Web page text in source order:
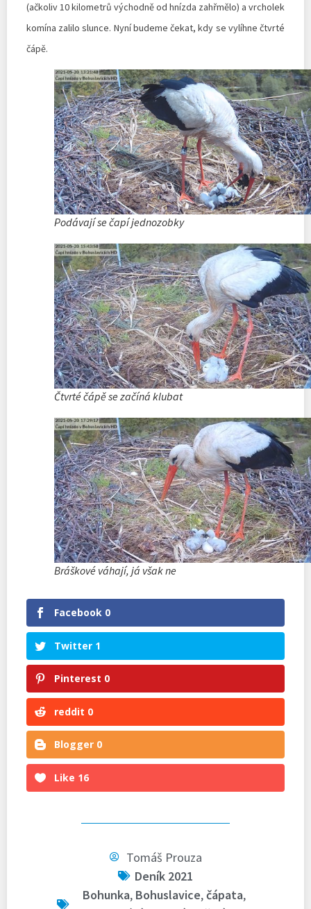
(ačkoliv 10 kilometrů východně od hnízda zahřmělo) a vrcholek
komína zalilo slunce. Nyní budeme čekat, kdy se vylíhne čtvrté
čápě.
Podávají se čapí jednozobky
Čtvrté čápě se začíná klubat
Bráškové váhají, já však ne
Facebook 0
Twitter 1
Pinterest 0
reddit 0
Blogger 0
Like 16
Tomáš Prouza
Deník 2021
Bohunka, Bohuslavice,čápata,